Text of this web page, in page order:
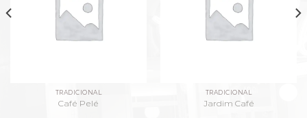
TRADICIONAL
Café Pelé
TRADICIONAL
Jardim Café